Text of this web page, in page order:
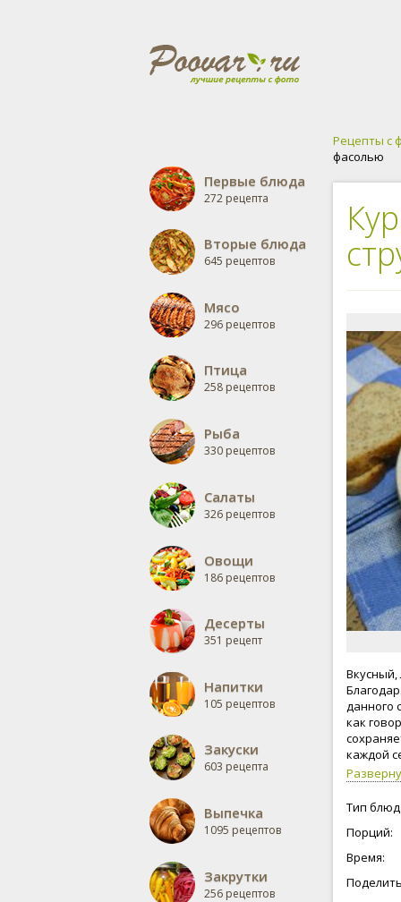
Первые блюда
272 рецепта
Вторые блюда
645 рецептов
Мясо
296 рецептов
Птица
258 рецептов
Рыба
330 рецептов
Салаты
326 рецептов
Овощи
186 рецептов
Десерты
351 рецепт
Напитки
105 рецептов
Закуски
603 рецепта
Выпечка
1095 рецептов
Закрутки
256 рецептов
Рецепты с
фасолью
Вкусный,
данного
как
каждой
Тип
Порций:
Время: